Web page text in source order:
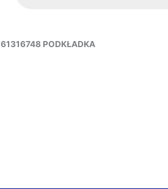
61316748 PODKŁADKA